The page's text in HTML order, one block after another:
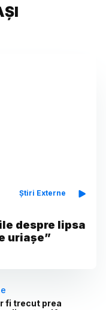
Știri Externe
despre lipsa
uriașe”
fi trecut prea